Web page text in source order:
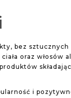
bez sztucznych
oraz włosów
i